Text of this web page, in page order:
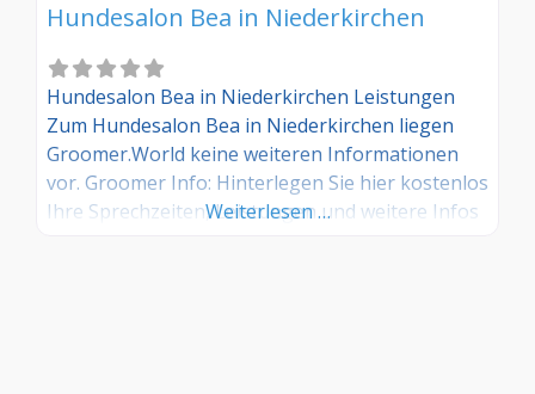
Hundesalon Bea in Niederkirchen
Hundesalon Bea in Niederkirchen Leistungen
Zum Hundesalon Bea in Niederkirchen liegen
Groomer.World keine weiteren Informationen
vor. Groomer Info: Hinterlegen Sie hier kostenlos
Ihre Sprechzeiten, Leistungen und weitere Infos
Weiterlesen …